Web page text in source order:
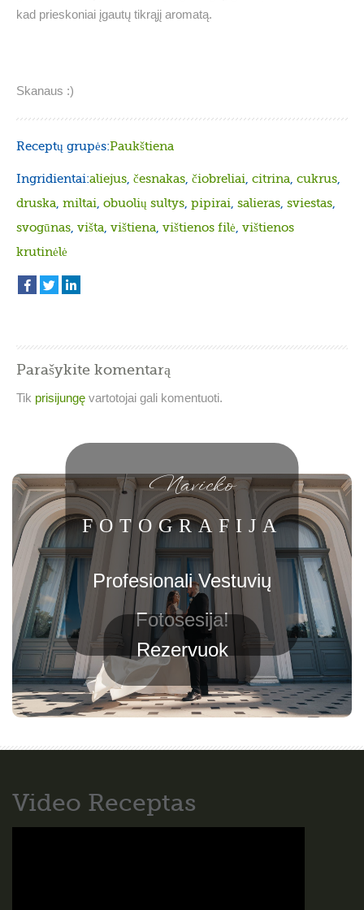
kad prieskoniai įgautų tikrąjį aromatą.
Skanaus :)
Receptų grupės:Paukštiena
Ingridientai:aliejus česnakas čiobreliai citrina cukrus
druska miltai obuolių sultys pipirai salieras sviestas
svogūnas višta vištiena vištienos filė vištienos
krutinėlė
Parašykite komentarą
Tik prisijungę vartotojai gali komentuoti.
Navicko
FOTOGRAFIJA
Profesionali Vestuvių
Fotosesija!
Rezervuok
Video Receptas